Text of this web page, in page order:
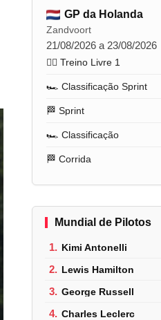
GP da Holanda
Zandvoort
21/08/2026 a 23/08/2026
🏋️‍♂️ Treino Livre 1
🏎️ Classificação Sprint
🏁 Sprint
🏎️ Classificação
🏁 Corrida
Mundial de Pilotos
1. Kimi Antonelli
2. Lewis Hamilton
3. George Russell
4. Charles Leclerc